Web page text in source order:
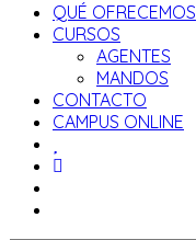
web
QUÉ OFRECEMOS
CURSOS
AGENTES
MANDOS
CONTACTO
CAMPUS ONLINE